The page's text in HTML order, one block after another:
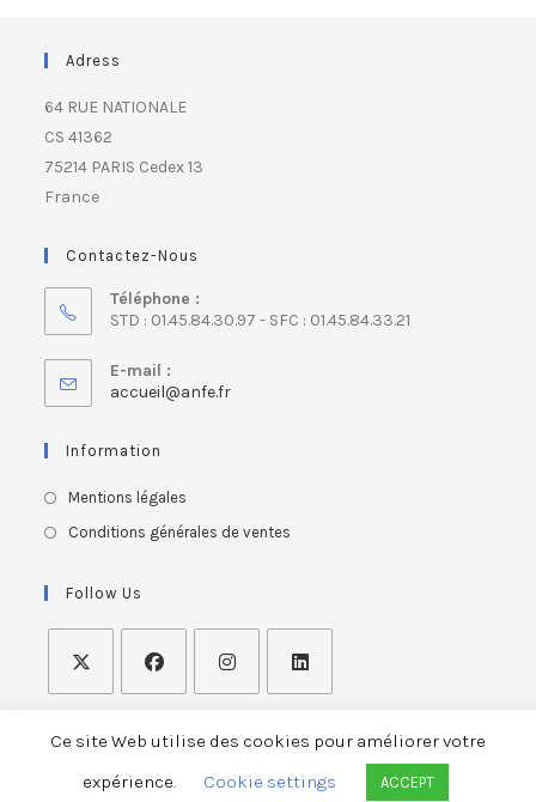
Adress
64 RUE NATIONALE
CS 41362
75214 PARIS Cedex 13
France
Contactez-Nous
Téléphone :
STD : 01.45.84.30.97 - SFC : 01.45.84.33.21
E-mail :
accueil@anfe.fr
Information
Mentions légales
Conditions générales de ventes
Follow Us
French National Association of Occupational Therapists
Ce site Web utilise des cookies pour améliorer votre
expérience.
Cookie settings ACCEPT